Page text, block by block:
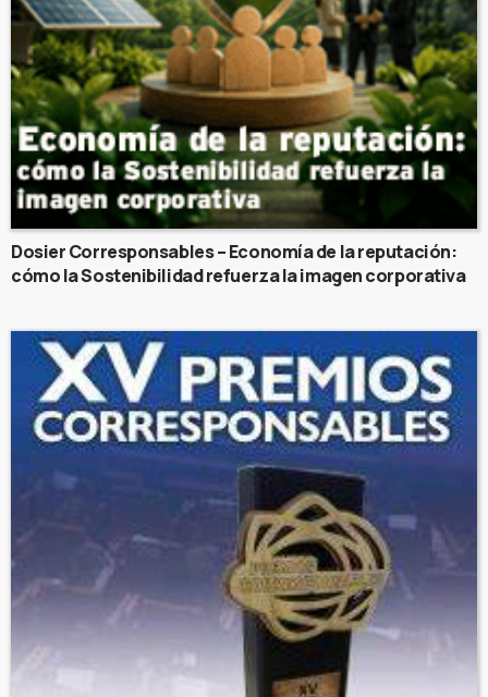
Dosier Corresponsables – Economía de la reputación:
cómo la Sostenibilidad refuerza la imagen corporativa